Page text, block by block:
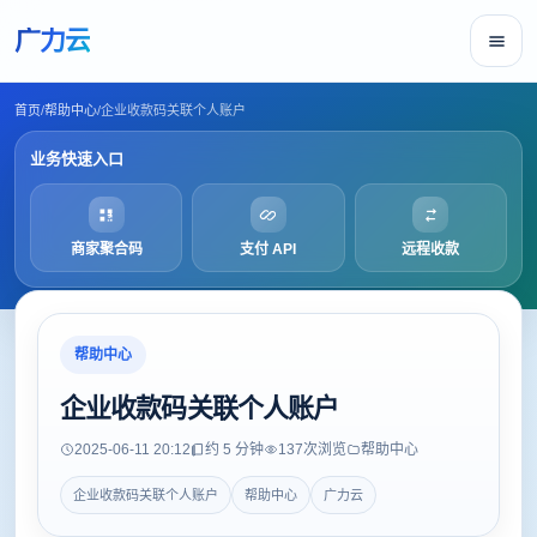
广力云
首页/帮助中心/企业收款码关联个人账户
业务快速入口
商家聚合码 支付 API 远程收款
帮助中心
企业收款码关联个人账户
2025-06-11 20:12 约 5 分钟 137次浏览 帮助中心
企业收款码关联个人账户 帮助中心 广力云